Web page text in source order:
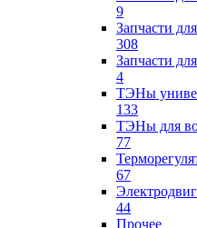
9
Запчасти
308
Запчасти
4
ТЭНы
133
ТЭНы для
77
67
44
Прочее